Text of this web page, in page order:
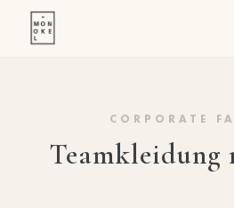
CORPORATE
Teamkleidung